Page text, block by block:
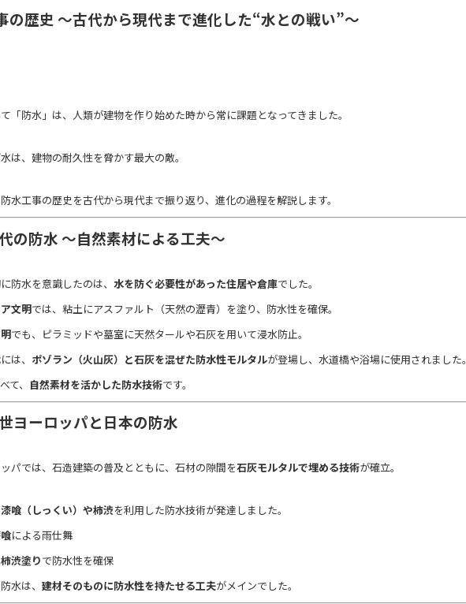
の歴史 ～古代から現代まで進化した“水との戦い”～
「防水」は、人類が建物を作り始めた時から常に課題となってきました。
は、建物の耐久性を脅かす最大の敵。
水工事の歴史を古代から現代まで振り返り、進化の過程を解説します。
の防水 ～自然素材による工夫～
防水を意識したのは、 水を防ぐ必要性があった住居や倉庫でした。
文明では、粘土にアスファルト（天然の瀝青）を塗り、防水性を確保。
でも、ピラミッドや墓室に天然タールや石灰を用いて浸水防止。
には、 ポゾラン（火山灰）と石灰を混ぜた防水性モルタルが登場し、水道橋や浴場に使用されました。
て、 自然素材を活かした防水技術です。
ヨーロッパと日本の防水
パでは、石造建築の普及とともに、石材の隙間を石灰モルタルで埋める技術が確立。
漆喰（しっくい）や柿渋を利用した防水技術が発達しました。
による雨仕舞
渋塗りで防水性を確保
水は、 建材そのものに防水性を持たせる工夫がメインでした。